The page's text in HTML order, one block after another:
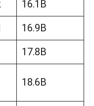
16.1B
16.9B
17.8B
18.6B